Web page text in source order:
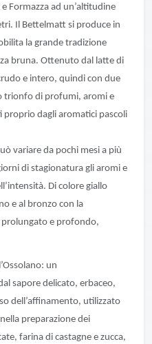
Formazza ad un’altitudine
Il Bettelmatt si produce in
la grande tradizione
bruna. Ottenuto dal latte di
e intero, quindi con due
trionfo di profumi, aromi e
dagli aromatici pascoli
variare da pochi mesi a più
di stagionatura gli aromi e
Di colore giallo
e al bronzo con la
e profondo,
un
sapore delicato, erbaceo,
dell’affinamento, utilizzato
preparazione dei
farina di castagne e zucca,